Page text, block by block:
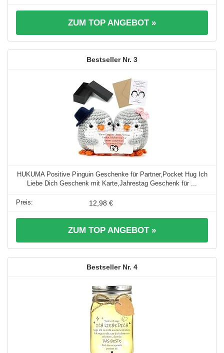
ZUM TOP ANGEBOT »
3
HUKUMA Positive Pinguin Geschenke für Partner,Pocket Hug Ich
Liebe Dich Geschenk mit Karte,Jahrestag Geschenk für ...
12,98 €
ZUM TOP ANGEBOT »
4